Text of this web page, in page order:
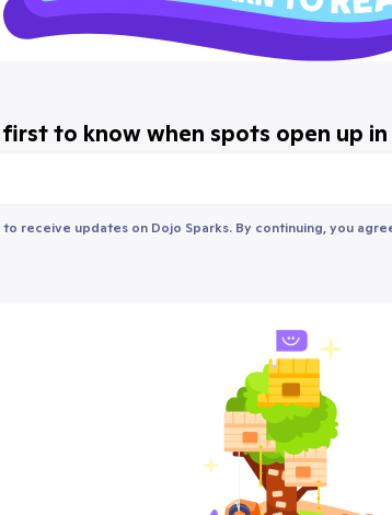
to know when spots open up in
to receive updates on Dojo Sparks. By continuing, you